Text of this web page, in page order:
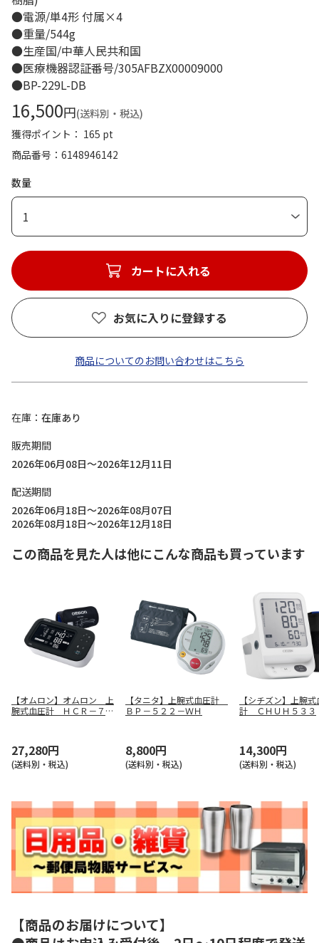
●電源/単4形 付属×4
●重量/544g
●生産国/中華人民共和国
●医療機器認証番号/305AFBZX00009000
●BP-229L-DB
16,500円(送料別・税込)
獲得ポイント： 165 pt
商品番号
6148946142
数量
1
カートに入れる
お気に入りに登録する
商品についてのお問い合わせはこちら
在庫
在庫あり
販売期間
2026年06月08日～2026年12月11日
配送期間
2026年06月18日～2026年08月07日
2026年08月18日～2026年12月18日
この商品を見た人は他にこんな商品も買っています
【オムロン】オムロン 上
腕式血圧計 ＨＣＲ－７７
27,280円
(送料別・税込)
【タニタ】上腕式血圧計
ＢＰ－５２２－ＷＨ
8,800円
(送料別・税込)
【シチズン】上腕
計 ＣＨＵＨ５３３
14,300円
(送料別・税込)
【商品のお届けについて】